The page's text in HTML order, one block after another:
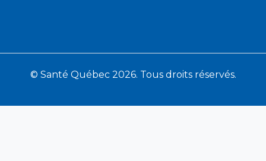
© Santé Québec 2026. Tous droits réservés.